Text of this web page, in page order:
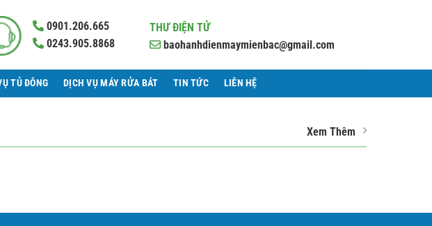
0901.206.665
0243.905.8868
THƯ ĐIỆN TỬ
baohanhdienmaymienbac@gmail.com
TỦ ĐÔNG DỊCH VỤ MÁY RỬA BÁT TIN TỨC LIÊN HỆ
Xem Thêm